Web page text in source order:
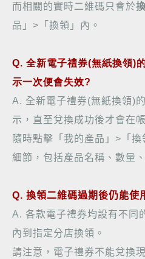
而相 關的實時二維碼只會於
品」 > 「換領」內。
Q. 全新電子禮券(無紙換領)
示一次便會失效?
A. 全新電子禮券(無紙換領)
示，直至兌換成功後才會在
隨時點擊「我的產品」 > 「
細節，包括產品名稱、數量
Q. 換領二維碼過期後仍能使
A. 各款電子禮券均設有不同
內到指定分店換領。
請注意，電子禮券不能兌換